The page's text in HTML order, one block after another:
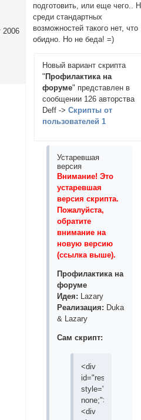
2006
подготовить, или еще чего..
среди стандартных
возможностей такого нет, что
обидно. Но не беда! =)
Новый вариант скрипта
" Профилактика на
форуме" представлен в
сообщении 126 авторства
Deff ->Скрипты от
пользователей 1
Устаревшая
версия
Внимание! Это
устаревшая
версия скрипта.
Пожалуйста,
обратите
внимание на
новую версию
(ссылка выше).
Профилактика на
форуме
Идея: Lazary
Реализация: Duka
& Lazary
Сам скрипт:
<div
id="resplash"
style="display:
none;">
<div